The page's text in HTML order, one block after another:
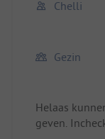
Chelli
Gezin
Helaas
geven.